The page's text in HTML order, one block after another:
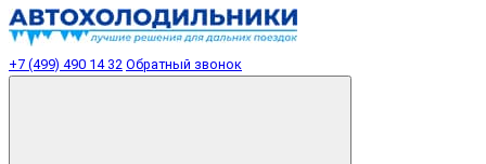
+7 (499) 490 14 32 Обратный звонок